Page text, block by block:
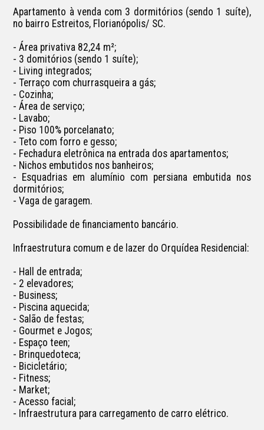
Apartamento à venda com 3 dormitórios (sendo 1 suíte),
no bairro Estreitos, Florianópolis/ SC.
- Área privativa 82,24 m²;
- 3 domitórios (sendo 1 suíte);
- Living integrados;
- Terraço com churrasqueira a gás;
- Cozinha;
- Área de serviço;
- Lavabo;
- Piso 100% porcelanato;
- Teto com forro e gesso;
- Fechadura eletrônica na entrada dos apartamentos;
- Nichos embutidos nos banheiros;
- Esquadrias em alumínio com persiana embutida nos
dormitórios;
- Vaga de garagem.
Possibilidade de financiamento bancário.
Infraestrutura comum e de lazer do Orquídea Residencial:
- Hall de entrada;
- 2 elevadores;
- Business;
- Piscina aquecida;
- Salão de festas;
- Gourmet e Jogos;
- Espaço teen;
- Brinquedoteca;
- Bicicletário;
- Fitness;
- Market;
- Acesso facial;
- Infraestrutura para carregamento de carro elétrico.